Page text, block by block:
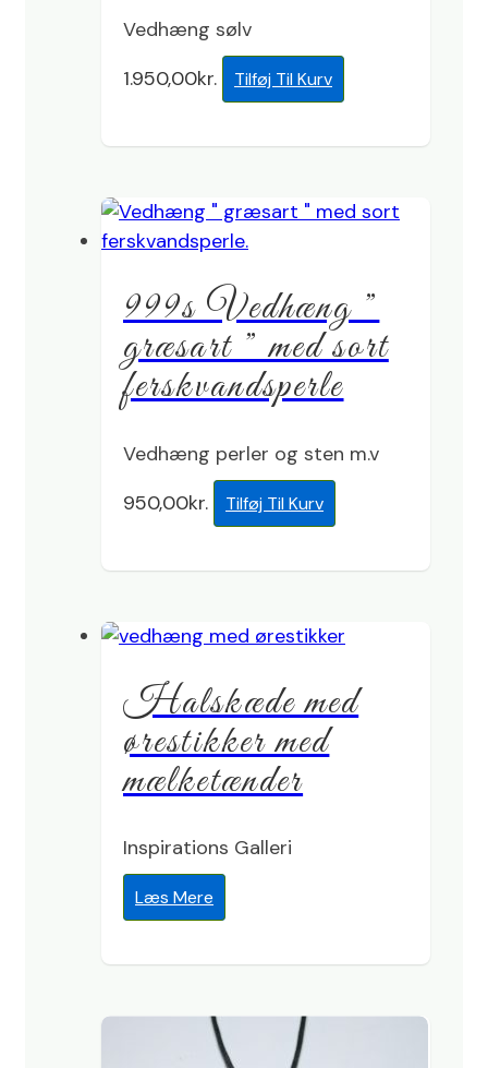
Vedhæng sølv
1.950,00kr. Tilføj Til Kurv
999s Vedhæng ”
græsart ” med sort
ferskvandsperle
Vedhæng perler og sten m.v
950,00kr. Tilføj Til Kurv
Halskæde med
ørestikker med
mælketænder
Inspirations Galleri
Læs Mere